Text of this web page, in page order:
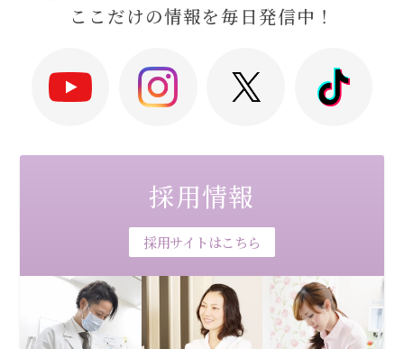
ここだけの情報を毎日発信中！
採用情報
採用サイトはこちら